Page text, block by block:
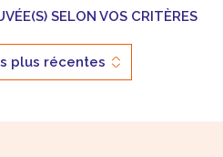
SELON VOS CRITÈRES
plus récentes